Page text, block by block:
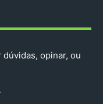
opinar, ou